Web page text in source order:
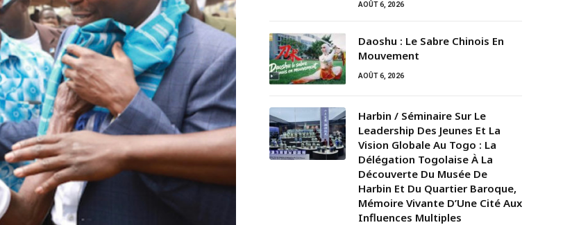
AOÛT 6, 2026
Daoshu : Le Sabre Chinois En
Mouvement
AOÛT 6, 2026
Harbin / Séminaire Sur Le
Leadership Des Jeunes Et La
Vision Globale Au Togo : La
Délégation Togolaise À La
Découverte Du Musée De
Harbin Et Du Quartier Baroque,
Mémoire Vivante D’Une Cité Aux
Influences Multiples